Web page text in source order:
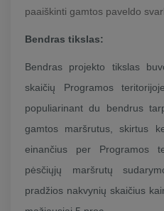
paaiškinti gamtos paveldo
Bendras tikslas:
Bendras projekto tikslas
skaičių Programos
populiarinant du bendrus
gamtos maršrutus, skirtus
einančius per Programos
pėsčiųjų maršrutų
pradžios nakvynių skaičius